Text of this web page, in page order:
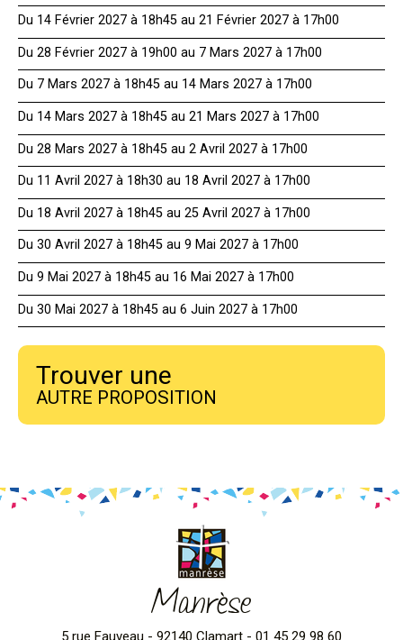
Du 14 Février 2027 à 18h45 au 21 Février 2027 à 17h00
Du 28 Février 2027 à 19h00 au 7 Mars 2027 à 17h00
Du 7 Mars 2027 à 18h45 au 14 Mars 2027 à 17h00
Du 14 Mars 2027 à 18h45 au 21 Mars 2027 à 17h00
Du 28 Mars 2027 à 18h45 au 2 Avril 2027 à 17h00
Du 11 Avril 2027 à 18h30 au 18 Avril 2027 à 17h00
Du 18 Avril 2027 à 18h45 au 25 Avril 2027 à 17h00
Du 30 Avril 2027 à 18h45 au 9 Mai 2027 à 17h00
Du 9 Mai 2027 à 18h45 au 16 Mai 2027 à 17h00
Du 30 Mai 2027 à 18h45 au 6 Juin 2027 à 17h00
Trouver une
AUTRE PROPOSITION
Manrèse
5 rue Fauveau - 92140 Clamart - 01 45 29 98 60